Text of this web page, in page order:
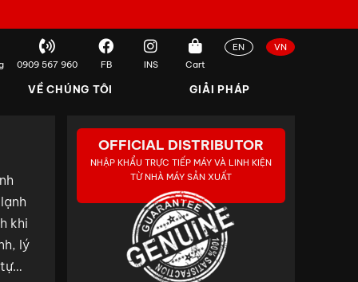
0909 567 960 FB INS Cart
EN VN
VỀ CHÚNG TÔI GIẢI PHÁP
khi
lý
OFFICIAL DISTRIBUTOR
NHẬP KHẨU TRỰC TIẾP MÁY VÀ LINH KIỆN
TỪ NHÀ MÁY SẢN XUẤT